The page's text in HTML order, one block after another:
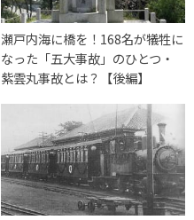
瀬戸内海に橋を！168名が犠牲に
なった「五大事故」のひとつ・
紫雲丸事故とは？【後編】